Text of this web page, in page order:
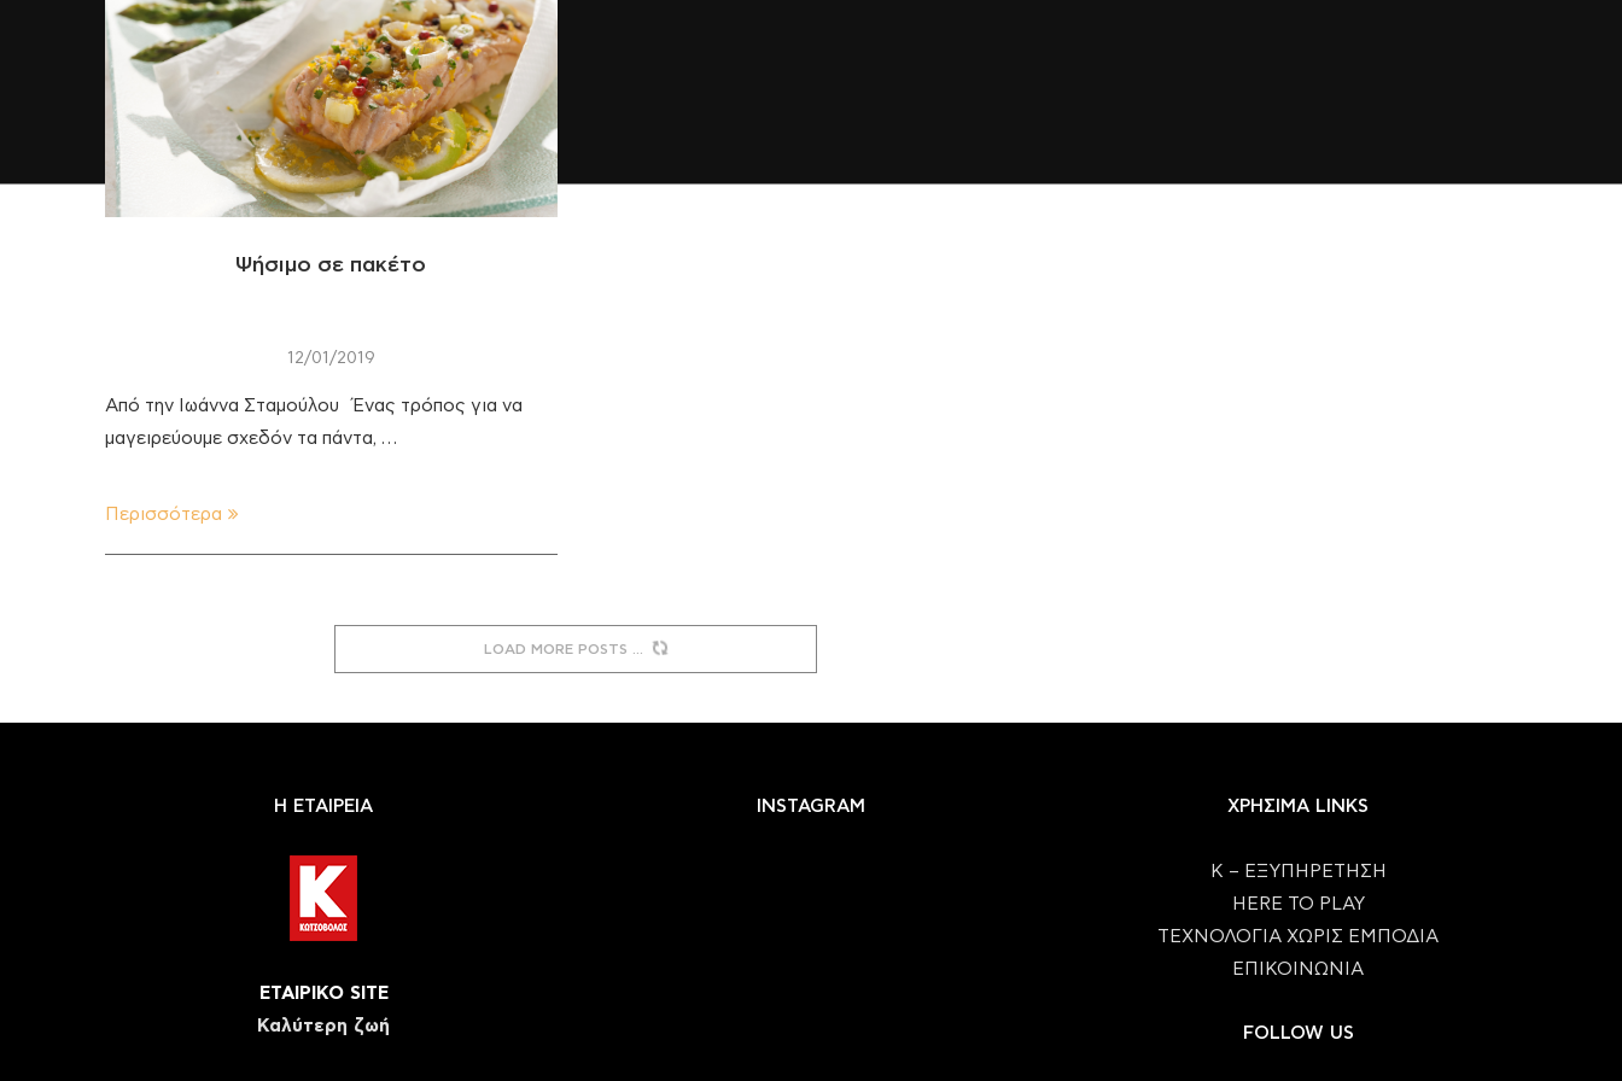
Ψήσιμο σε πακέτο
12/01/2019
Από την Ιωάννα Σταμούλου Ένας τρόπος για να
μαγειρεύουμε σχεδόν τα πάντα, …
Περισσότερα
LOAD MORE POSTS
Η ΕΤΑΙΡΕΙΑ
ΕΤΑΙΡΙΚΟ SITE
Καλύτερη ζωή
INSTAGRAM ΧΡΗΣΙΜΑ LINKS
Κ – ΕΞΥΠΗΡΕΤΗΣΗ
HERE TO PLAY
ΤΕΧΝΟΛΟΓΙΑ ΧΩΡΙΣ ΕΜΠΟΔΙΑ
ΕΠΙΚΟΙΝΩΝΙΑ
FOLLOW US